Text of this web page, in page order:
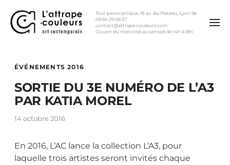
Tour panoramique, 18 av. du Plateau, Lyon 9e
09 64 29 06 57
contact@attrape-couleurs.com
Ouvert du mercredi au samedi de 14h à 18h
ÉVÉNEMENTS 2016
SORTIE DU 3E NUMÉRO DE L’A3
PAR KATIA MOREL
14 octobre 2016
En 2016, L’AC lance la collection L’A3, pour
laquelle trois artistes seront invités chaque